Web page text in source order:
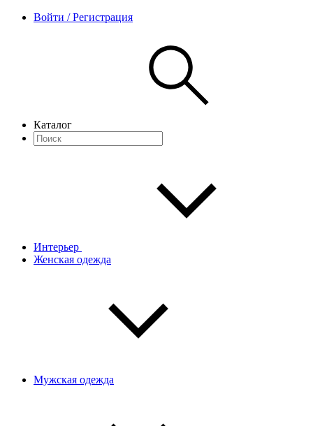
Войти / Регистрация
Каталог
Интерьер
Женская одежда
Мужская одежда